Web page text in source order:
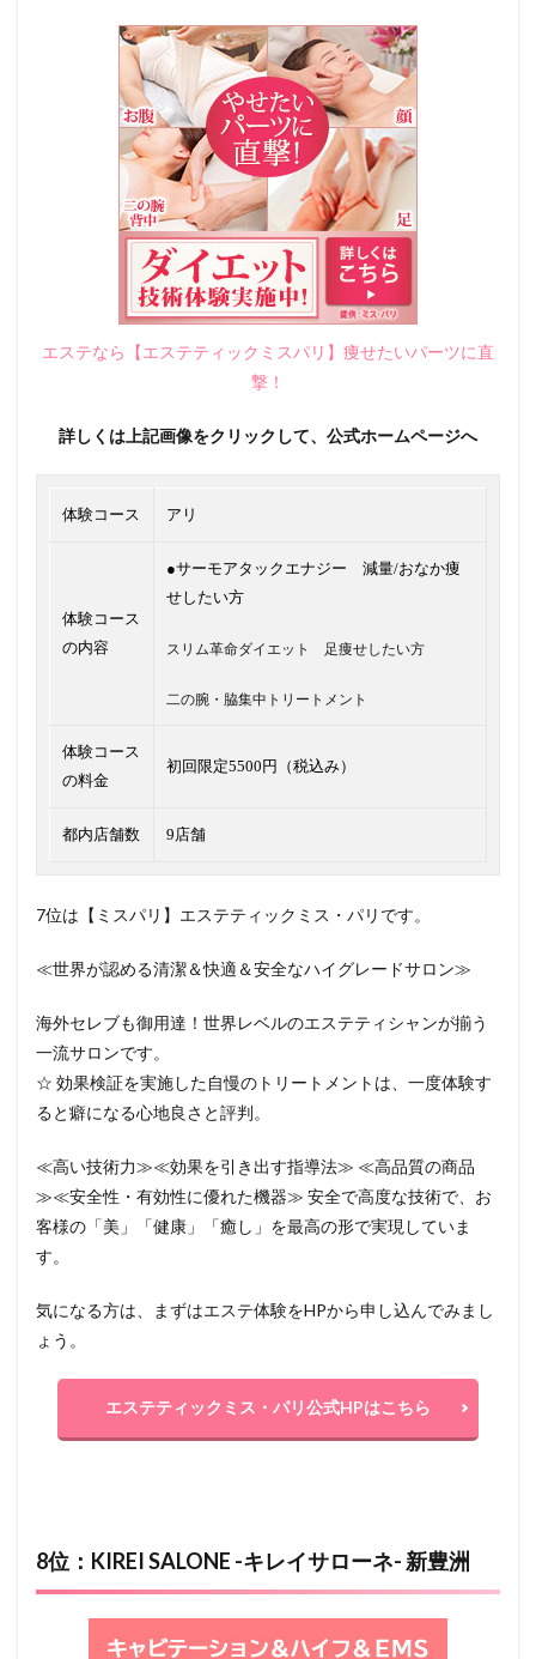
エステなら【エステティックミスパリ】痩せたいパーツに直
撃！
詳しくは上記画像をクリックして、公式ホームページへ
体験コース アリ
体験コース
の内容
●サーモアタックエナジー 減量/おなか痩
せしたい方
スリム革命ダイエット 足痩せしたい方
二の腕・脇集中トリートメント
体験コース
の料金
初回限定5500円（税込み）
都内店舗数 9店舗
7位は【ミスパリ】エステティックミス・パリです。
≪世界が認める清潔＆快適＆安全なハイグレードサロン≫
海外セレブも御用達！世界レベルのエステティシャンが揃う
一流サロンです。
☆ 効果検証を実施した自慢のトリートメントは、一度体験す
ると癖になる心地良さと評判。
≪高い技術力≫≪効果を引き出す指導法≫ ≪高品質の商品
≫≪安全性・有効性に優れた機器≫ 安全で高度な技術で、お
客様の「美」「健康」「癒し」を最高の形で実現していま
す。
気になる方は、まずはエステ体験をHPから申し込んでみまし
ょう。
エステティックミス・パリ公式HPはこちら
8位：KIREI SALONE -キレイサローネ- 新豊洲